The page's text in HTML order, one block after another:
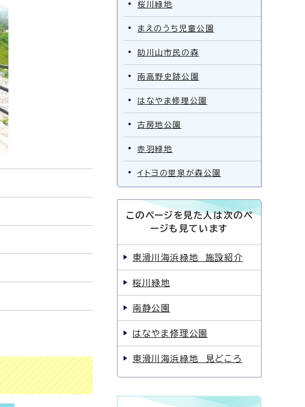
桜川緑地
まえのうち児童公園
助川山市民の森
南高野史跡公園
はなやま修理公園
古房地公園
赤羽緑地
イトヨの里泉が森公園
このページを見た人は次のペ
ージも見ています
東滑川海浜緑地 施設紹介
桜川緑地
南静公園
はなやま修理公園
東滑川海浜緑地 見どころ